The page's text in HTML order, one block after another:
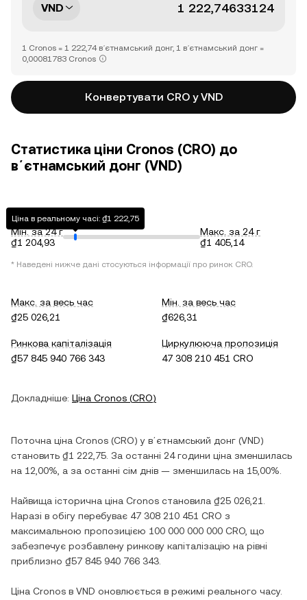
VND
1 Cronos = 1 222,74 вʼєтнамський донг, 1 вʼєтнамський донг =
0,00081783 Cronos
Конвертувати CRO у VND
Статистика ціни Cronos (CRO) до
вʼєтнамський донг (VND)
Мін. за 24 г
₫1 204,93
Ціна в реальному часі: ₫1 222,75
Макс. за 24 г
₫1 405,14
* Наведені нижче дані стосуються інформації про ринок CRO.
Макс. за весь час
₫25 026,21
Мін. за весь час
₫626,31
Ринкова капіталізація
₫57 845 940 766 343
Циркулююча пропозиція
47 308 210 451 CRO
Докладніше: Ціна Cronos (CRO)
Поточна ціна Cronos (CRO) у вʼєтнамський донг (VND)
становить ₫1 222,75 . За останні 24 години ціна зменшилась
на 12,00% , а за останні сім днів — зменшилась на 15,00%
Найвища історична ціна Cronos становила ₫25 026,21
Наразі в обігу перебуває 47 308 210 451 CRO з
максимальною пропозицією 100 000 000 000 CRO , що
забезпечує розбавлену ринкову капіталізацію на рівні
приблизно ₫57 845 940 766 343
Ціна Cronos в VND оновлюється в режимі реального часу.